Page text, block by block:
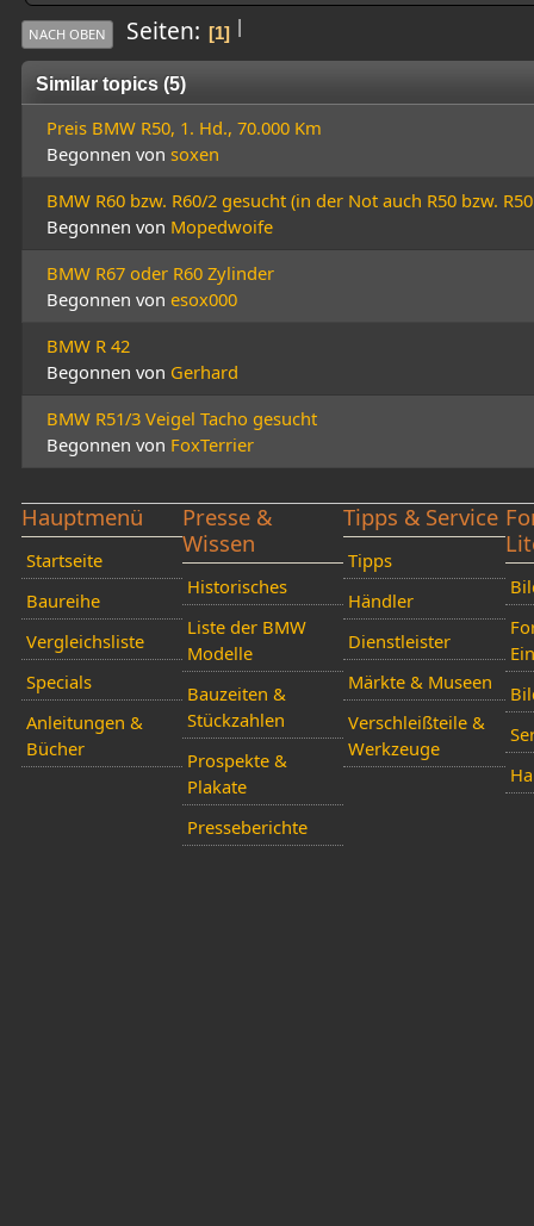
|
NACH OBEN Seiten 1
Similar topics (5)
Preis BMW R50, 1. Hd., 70.000 Km
Begonnen von soxen
BMW R60 bzw. R60/2 gesucht (in der Not auch R50 bzw. R50
Begonnen von Mopedwoife
BMW R67 oder R60 Zylinder
Begonnen von esox000
BMW R 42
Begonnen von Gerhard
BMW R51/3 Veigel Tacho gesucht
Begonnen von FoxTerrier
Hauptmenü
Startseite
Baureihe
Vergleichsliste
Specials
Anleitungen &
Bücher
Presse &
Wissen
Historisches
Liste der BMW
Modelle
Bauzeiten &
Stückzahlen
Prospekte &
Plakate
Presseberichte
Tipps & Service
Tipps
Händler
Dienstleister
Märkte & Museen
Verschleißteile &
Werkzeuge